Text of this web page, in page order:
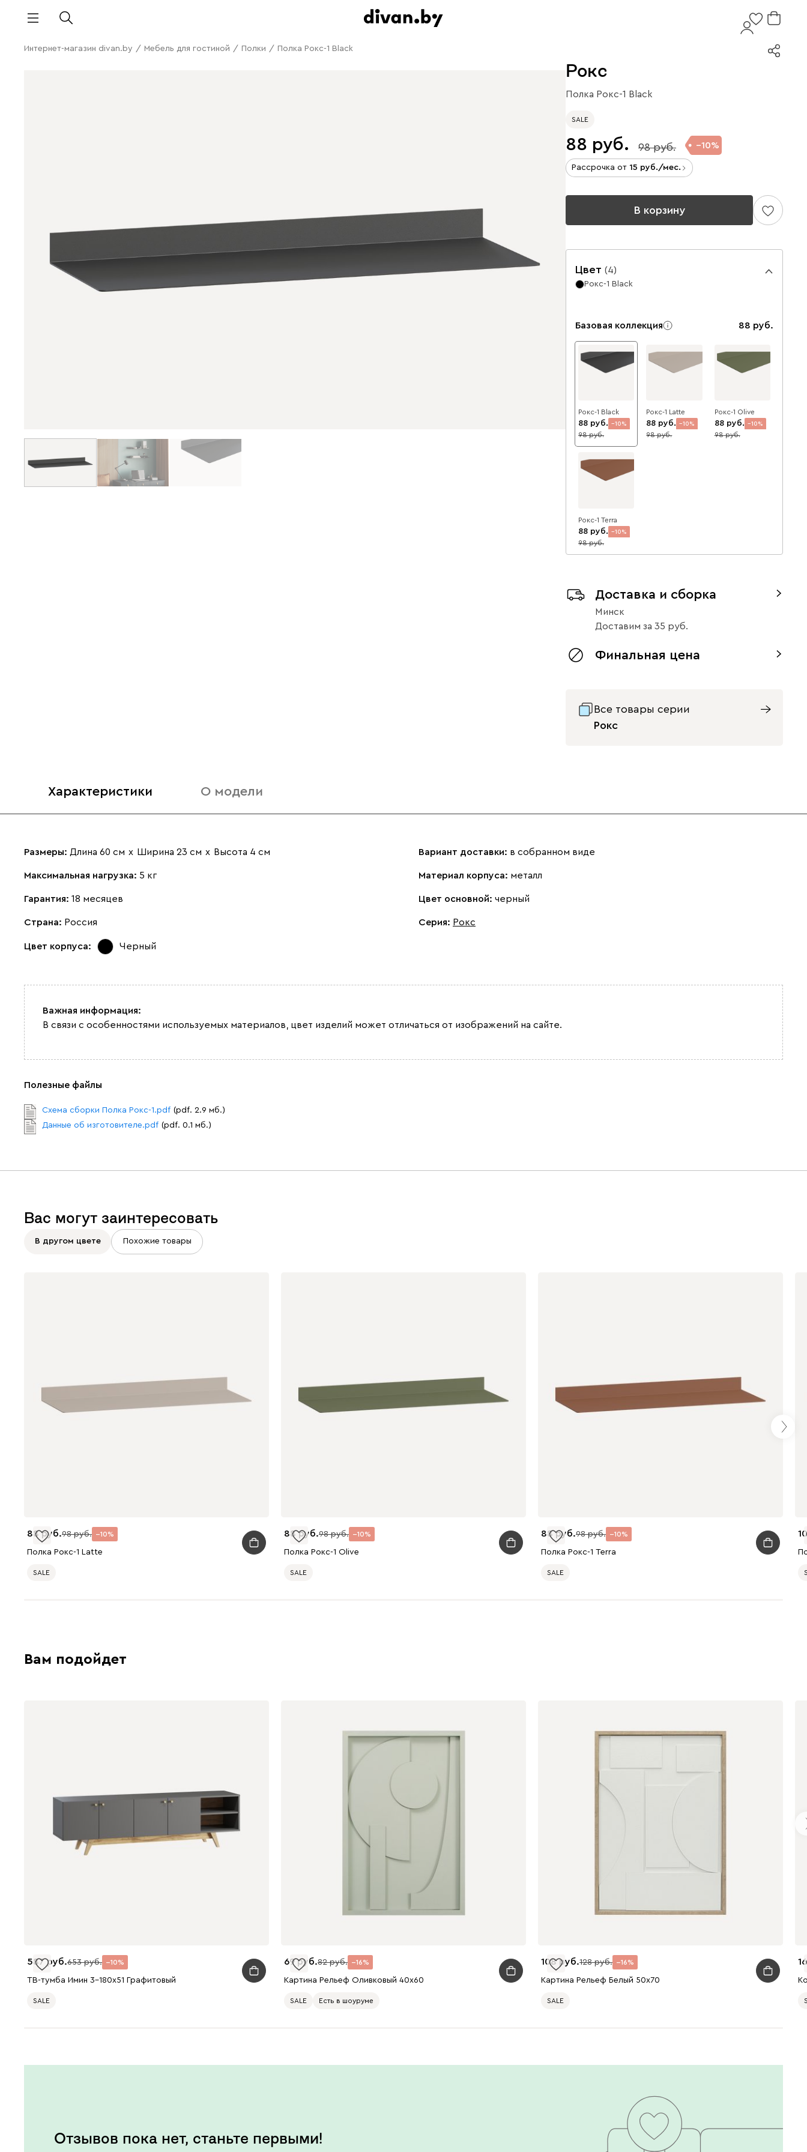
Интернет-магазин divan.by / Мебель для гостиной / Полки / Полка Рокс-1 Black
Рокс
Полка Рокс-1 Black
SALE
88 98 10
Рассрочка от 15 /мес.
В корзину
Цвет (4)
Рокс-1 Black
Базовая коллекция 88
Рокс-1 Black
88 10
98
Рокс-1 Latte
88 10
98
Рокс-1 Olive
88 10
98
Рокс-1 Terra
88 10
98
Доставка и сборка
Минск
Доставим за 35
Финальная цена
Все товары серии
Рокс
Характеристики О модели
Размеры: Длина 60 см х Ширина 23 см х Высота 4 см
Максимальная нагрузка: 5 кг
Гарантия: 18 месяцев
Страна: Россия
Цвет корпуса: Черный
Вариант доставки: в собранном виде
Материал корпуса: металл
Цвет основной: черный
Серия: Рокс
Важная информация:
В связи с особенностями используемых материалов, цвет изделий может отличаться от изображений на сайте.
Полезные файлы
Схема сборки Полка Рокс-1.pdf (pdf. 2.9 мб.)
Данные об изготовителе.pdf (pdf. 0.1 мб.)
Вас могут заинтересовать
В другом цвете Похожие товары
88 98 10
Полка Рокс-1 Latte
SALE
88 98 10
Полка Рокс-1 Olive
SALE
88 98 10
Полка Рокс-1 Terra
SALE
Вам подойдет
587 653 10
ТВ-тумба Имин 3-180x51 Графитовый
SALE
69 82 16
Картина Рельеф Оливковый 40x60
SALE Есть в шоуруме
108 128 16
Картина Рельеф Белый 50x70
SALE
Отзывов пока нет, станьте первыми!